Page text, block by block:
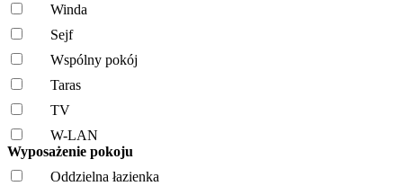
Winda
Sejf
Wspólny pokój
Taras
TV
W-LAN
Wyposażenie pokoju
Oddzielna łazienka